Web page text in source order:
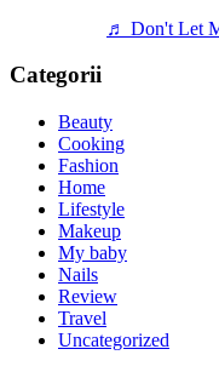
♬ Don't Let
Categorii
Beauty
Cooking
Fashion
Home
Lifestyle
Makeup
My baby
Nails
Review
Travel
Uncategorized